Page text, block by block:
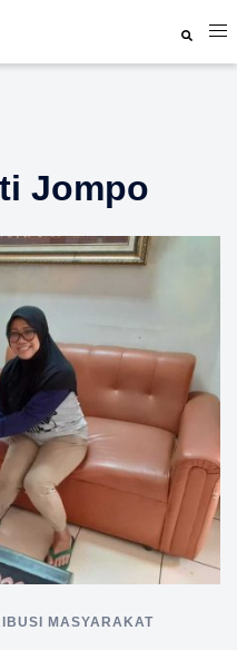
Search
Jompo
MASYARAKAT